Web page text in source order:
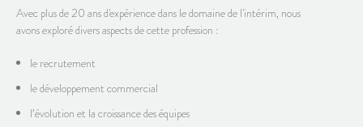
Avec plus de 20 ans d'expérience dans le domaine de l'intérim, nous
avons exploré divers aspects de cette profession :
le recrutement
le développement commercial
l’évolution et la croissance des équipes